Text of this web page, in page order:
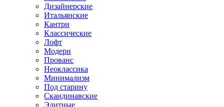
Дизайнерские
Итальянские
Кантри
Классические
Лофт
Модерн
Прованс
Неоклассика
Минимализм
Под старину
Скандинавские
Элитные